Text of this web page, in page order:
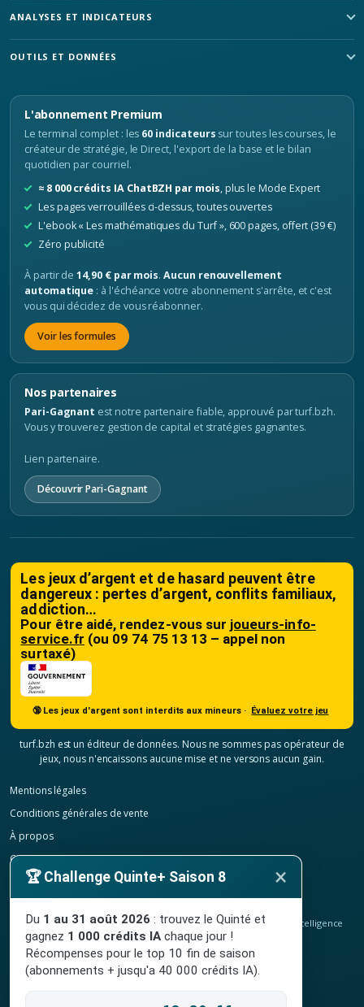
ANALYSES ET INDICATEURS
OUTILS ET DONNÉES
L'abonnement Premium
Le terminal complet : les 60 indicateurs sur toutes les courses, le
créateur de stratégie, le Direct, l'export de la base et le bilan
quotidien par courriel.
≈ 8 000 crédits IA ChatBZH par mois, plus le Mode Expert
Les pages verrouillées ci-dessus, toutes ouvertes
L'ebook « Les mathématiques du Turf », 600 pages, offert (39 €)
Zéro publicité
À partir de14,90 € par mois.Aucun renouvellement
automatique : à l'échéance votre abonnement s'arrête, et c'est
vous qui décidez de vous réabonner.
Voir les formules
Nos partenaires
Pari-Gagnant est notre partenaire fiable, approuvé par turf.bzh.
Vous y trouverez gestion de capital et stratégies gagnantes.
Lien partenaire.
Découvrir Pari-Gagnant
Les jeux d’argent et de hasard peuvent être
dangereux : pertes d’argent, conflits familiaux,
addiction…
Pour être aidé, rendez-vous sur joueurs-info-
service.fr (ou 09 74 75 13 13 – appel non
surtaxé)
🔞 Les jeux d'argent sont interdits aux mineurs · Évaluez votre jeu
turf.bzh est un éditeur de données. Nous ne sommes pas opérateur de
jeux, nous n'encaissons aucune mise et ne versons aucun gain.
Mentions légales
Conditions générales de vente
À propos
Contact
Confidentialité
© 2020-2026 TURF.bzh , analyses hippiques, classement ELO et intelligence
artificielle.
Site indépendant, sans lien avec le PMU. Jeu interdit aux mineurs.
🏆 Challenge Quinte+ Saison 8 ×
Du 1 au 31 août 2026 : trouvez le Quinté et
gagnez 1 000 crédits IA chaque jour !
Récompenses pour le top 10 fin de saison
(abonnements + jusqu'a 40 000 crédits IA).